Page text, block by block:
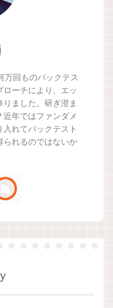
万回ものバックテス
ローチにより、エッ
ました。研ぎ澄ま
年ではファンダメ
れてバックテスト
られるのではないか